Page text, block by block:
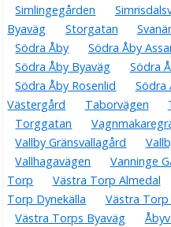
Simlingegården
Byaväg
Storgatan
Södra Åby
Södra Åby
Södra Åby Byaväg
Södra
Södra Åby Rosenlid
Södra
Västergård
Taborvägen
Torggatan
Vallby Gränsvallagård
Vallhagavägen
Vanninge
Torp
Västra Torp Almedal
Torp Dynekälla
Västra
Västra Torps Byaväg